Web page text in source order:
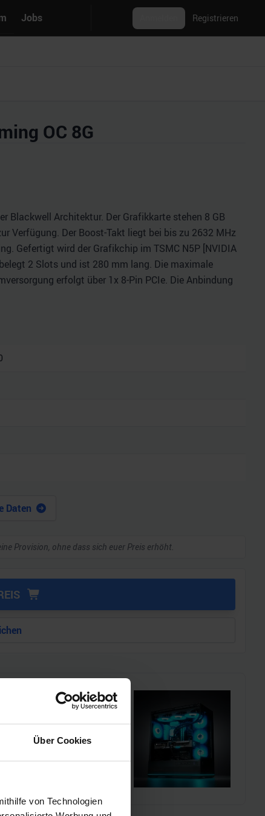
Über Cookies
von Technologien
Jobs Registrieren
OC 8G
Blackwell Architektur. Der Grafikkarte stehen 8 GB
Verfügung. Der Boost-Takt liegt bei bis zu 2632 MHz
Gefertigt wird der Grafikchip im TSMC N5P [NVIDIA
2 Slots und ist 280 mm lang. Die maximale
erfolgt über 1x 8-Pin PCIe. Die Anbindung
Daten
Provision, ohne dass sich euer Preis erhöht.
MSI Gaming-PC zu